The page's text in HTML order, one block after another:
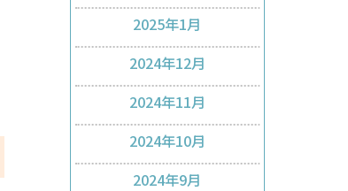
2025年1月
2024年12月
2024年11月
2024年10月
2024年9月